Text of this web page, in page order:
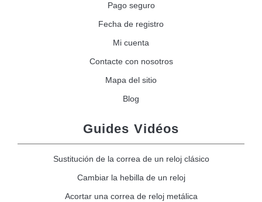
Pago seguro
Fecha de registro
Mi cuenta
Contacte con nosotros
Mapa del sitio
Blog
Guides Vidéos
Sustitución de la correa de un reloj clásico
Cambiar la hebilla de un reloj
Acortar una correa de reloj metálica